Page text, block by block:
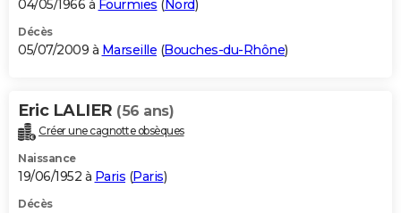
04/05/1966 à Fourmies ( Nord)
Décès
05/07/2009 à Marseille (Bouches-du-Rhône)
Eric LALIER (56 ans)
Créer une cagnotte obsèques
Naissance
19/06/1952 à Paris (Paris)
Décès